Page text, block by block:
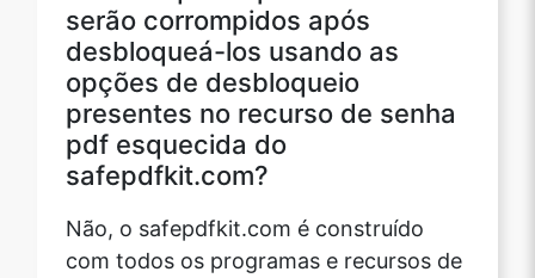
Copy Link
serão corrompidos após
desbloqueá-los usando as
opções de desbloqueio
presentes no recurso de senha
pdf esquecida do
safepdfkit.com?
Não, o safepdfkit.com é construído
com todos os programas e recursos de